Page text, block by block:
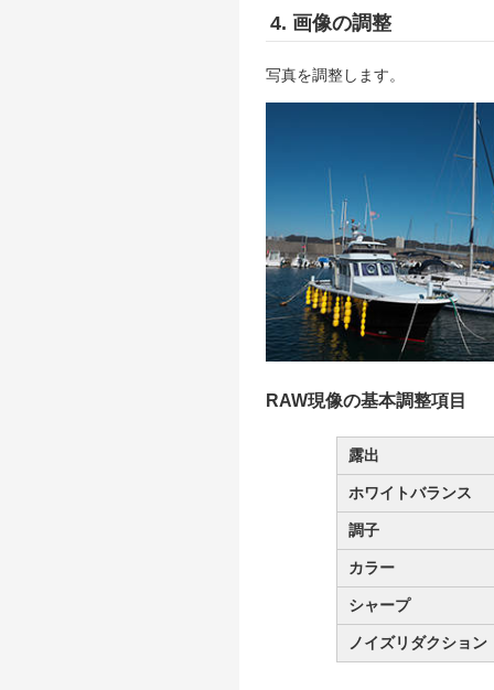
4. 画像の調整
写真を調整します。
RAW現像の基本調整項目
露出
ホワイトバランス
調子
カラー
シャープ
ノイズリダクション